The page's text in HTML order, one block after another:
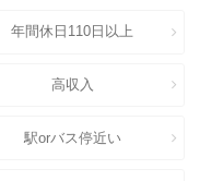
年間休日110日以上
高収入
駅orバス停近い